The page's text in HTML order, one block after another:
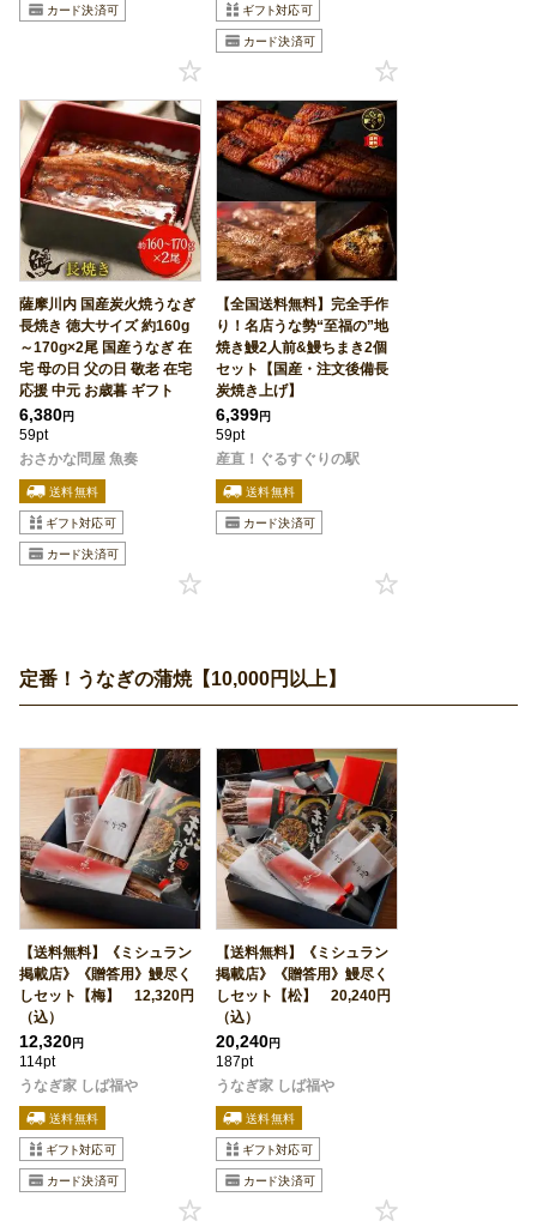
薩摩川内 国産炭火焼うなぎ
長焼き 徳大サイズ 約160g
～170g×2尾 国産うなぎ 在
宅 母の日 父の日 敬老 在宅
応援 中元 お歳暮 ギフト
6,380円
59pt
おさかな問屋 魚奏
【全国送料無料】完全手作
り！名店うな勢“至福の”地
焼き鰻2人前&鰻ちまき2個
セット【国産・注文後備長
炭焼き上げ】
6,399円
59pt
産直！ぐるすぐりの駅
定番！うなぎの蒲焼【10,000円以上】
【送料無料】《ミシュラン
掲載店》《贈答用》鰻尽く
しセット【梅】 12,320円
（込）
12,320円
114pt
うなぎ家 しば福や
【送料無料】《ミシュラン
掲載店》《贈答用》鰻尽く
しセット【松】 20,240円
（込）
20,240円
187pt
うなぎ家 しば福や